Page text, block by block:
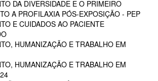
DA DIVERSIDADE E O PRIMEIRO
A PROFILAXIA PÓS-EXPOSIÇÃO - PEP
E CUIDADOS AO PACIENTE
HUMANIZAÇÃO E TRABALHO EM
HUMANIZAÇÃO E TRABALHO EM